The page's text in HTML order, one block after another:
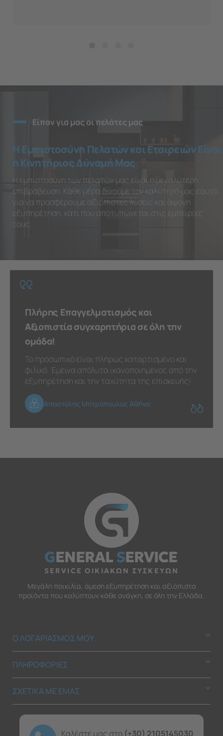
Είπαν για μας οι πελάτες μας
Η Εμπιστοσύνη Πελατών και Εταιρειών Είναι
η Κινητήριος Δύναμή Μας
Η εμπιστοσύνη των πελατών μας είναι η μεγαλύτερη
επιβράβευση. Κάθε μέρα δίνουμε τον καλύτερό μας εαυτό
για να προσφέρουμε αξιόπιστες λύσεις και άψογη
εξυπηρέτηση, κάτι που αποτυπώνεται στις εμπειρίες
τους.
Πλήρης Επαγγελματισμός και
Αξιοπιστία συγχαρητήρια σε όλη την
ομάδα!
Το προσωπικό είναι πλήρως καταρτισμένο και
φιλικό. Έμεινα απόλυτα ικανοποιημένος από την
εξυπηρέτηση και την ταχύτητα της επισκευής!
Αποστόλης Μητρόπουλος Αθήνα
GENERALSERVICE
SERVICE ΟΙΚΙΑΚΩΝ ΣΥΣΚΕΥΩΝ
Μεγάλη ποικιλία, άμεση εξυπηρέτηση και αξιόπιστα
προϊόντα που καλύπτουν κάθε ανάγκη, σε όλη την Ελλάδα.
Ο ΛΟΓΑΡΙΑΣΜΟΣ ΜΟΥ
ΠΛΗΡΟΦΟΡΙΕΣ
ΣΧΕΤΙΚΑ ΜΕ ΕΜΑΣ
Καλέστε μας στο (+30) 2105145030